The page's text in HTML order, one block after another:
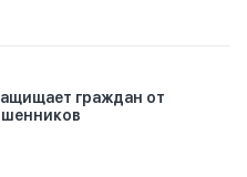
граждан от